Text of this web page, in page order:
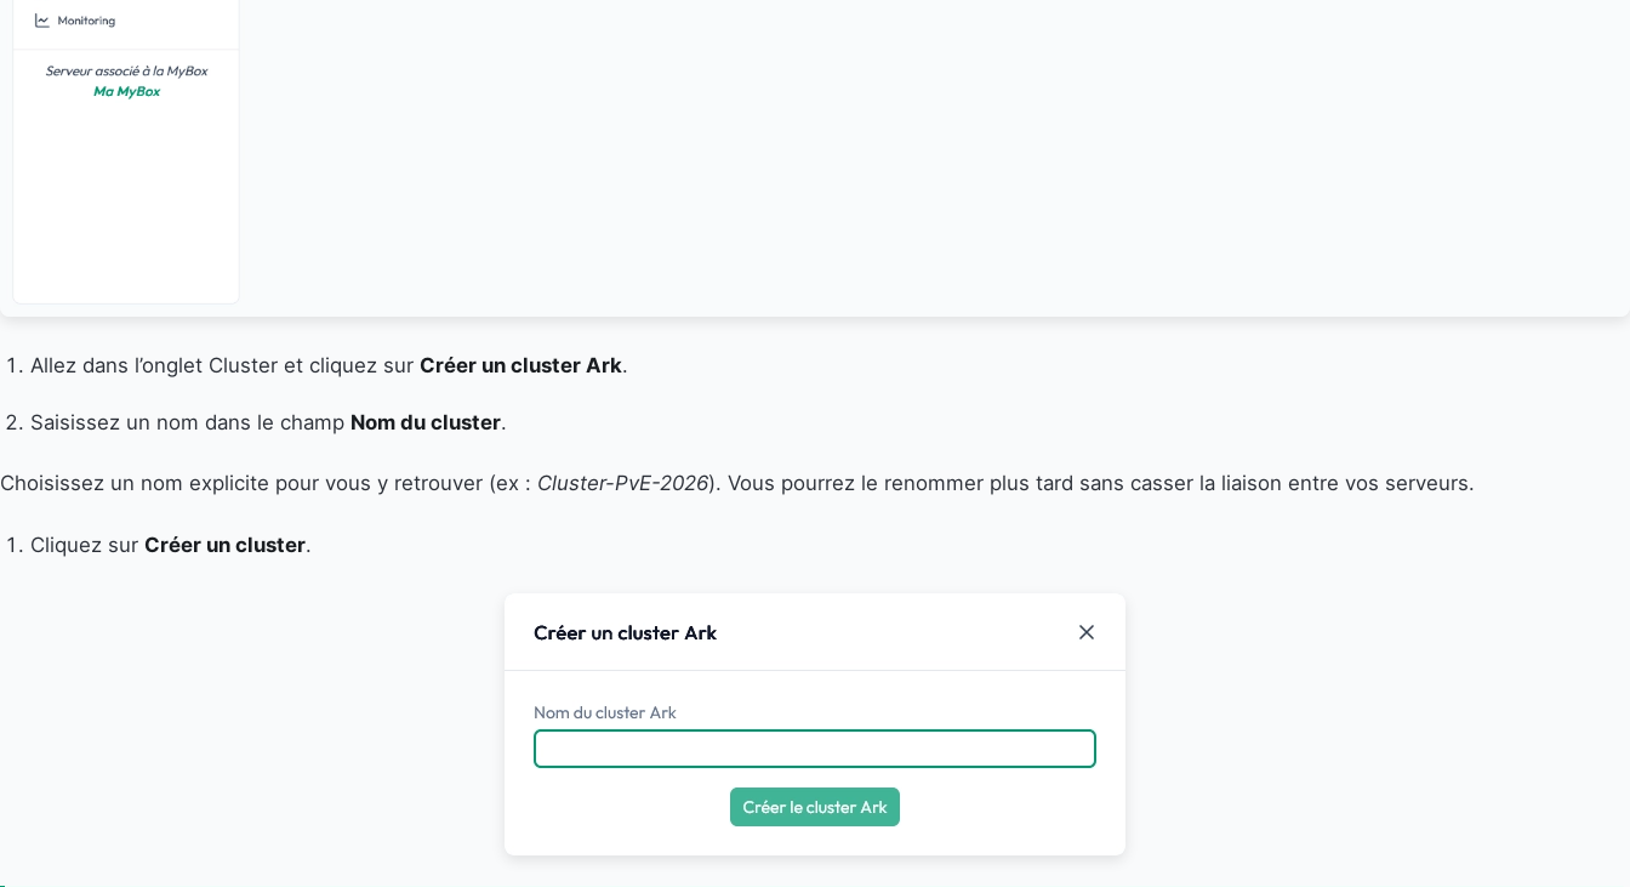
Allez dans l’onglet Cluster et cliquez sur Créer un cluster Ark.
Saisissez un nom dans le champ Nom du cluster.
Choisissez un nom explicite pour vous y retrouver (ex : Cluster-PvE-2026). Vous pourrez le renommer plus tard sans casser la liaison entre vos serveurs.
Cliquez sur Créer un cluster.